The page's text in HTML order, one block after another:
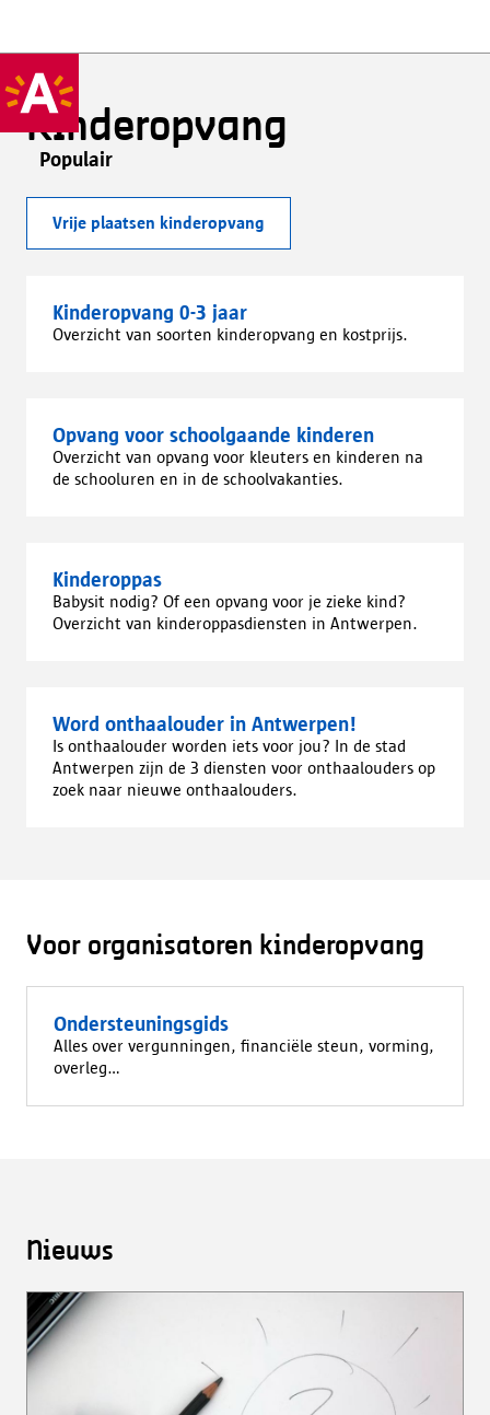
Kinderopvang
Populair
Vrije plaatsen kinderopvang
Kinderopvang 0-3 jaar
Overzicht van soorten kinderopvang en kostprijs.
Opvang voor schoolgaande kinderen
Overzicht van opvang voor kleuters en kinderen na
de schooluren en in de schoolvakanties.
Kinderoppas
Babysit nodig? Of een opvang voor je zieke kind?
Overzicht van kinderoppasdiensten in Antwerpen.
Word onthaalouder in Antwerpen!
Is onthaalouder worden iets voor jou? In de stad
Antwerpen zijn de 3 diensten voor onthaalouders op
zoek naar nieuwe onthaalouders.
Voor organisatoren kinderopvang
Ondersteuningsgids
Alles over vergunningen, financiële steun, vorming,
overleg…
Nieuws